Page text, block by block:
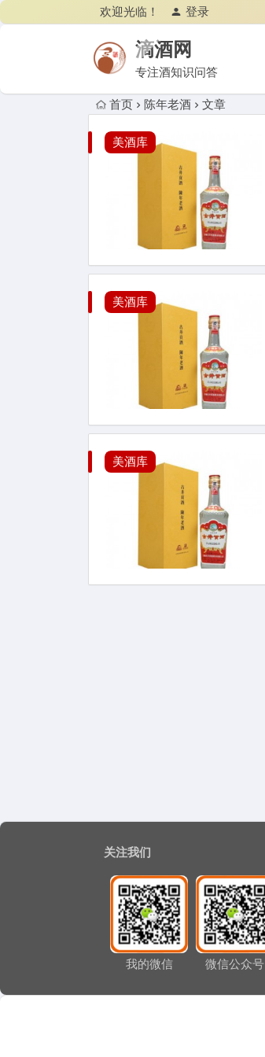
欢迎光临！ 登录
滴酒网
专注酒知识问答
首页 陈年老酒 文章
美酒库
美酒库
美酒库
关注我们
我的微信 微信公众号